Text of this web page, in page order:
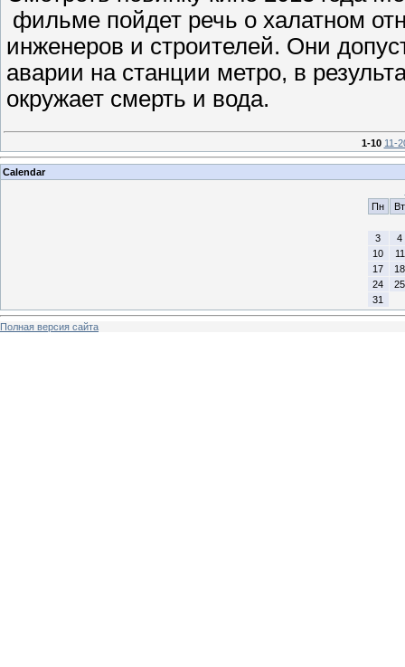
фильме пойдет речь о халатном
инженеров и строителей. Они
аварии на станции метро, в
окружает смерть и вода.
1-10 11-
Calendar
Пн
Вт
3
4
10
11
17
18
24
25
31
Полная версия сайта